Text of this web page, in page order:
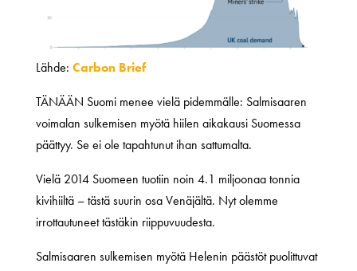
Lähde: Carbon Brief
TÄNÄÄN Suomi menee vielä pidemmälle: Salmisaaren
voimalan sulkemisen myötä hiilen aikakausi Suomessa
päättyy. Se ei ole tapahtunut ihan sattumalta.
Vielä 2014 Suomeen tuotiin noin 4.1 miljoonaa tonnia
kivihiiltä – tästä suurin osa Venäjältä. Nyt olemme
irrottautuneet tästäkin riippuvuudesta.
Salmisaaren sulkemisen myötä Helenin päästöt puolittuvat